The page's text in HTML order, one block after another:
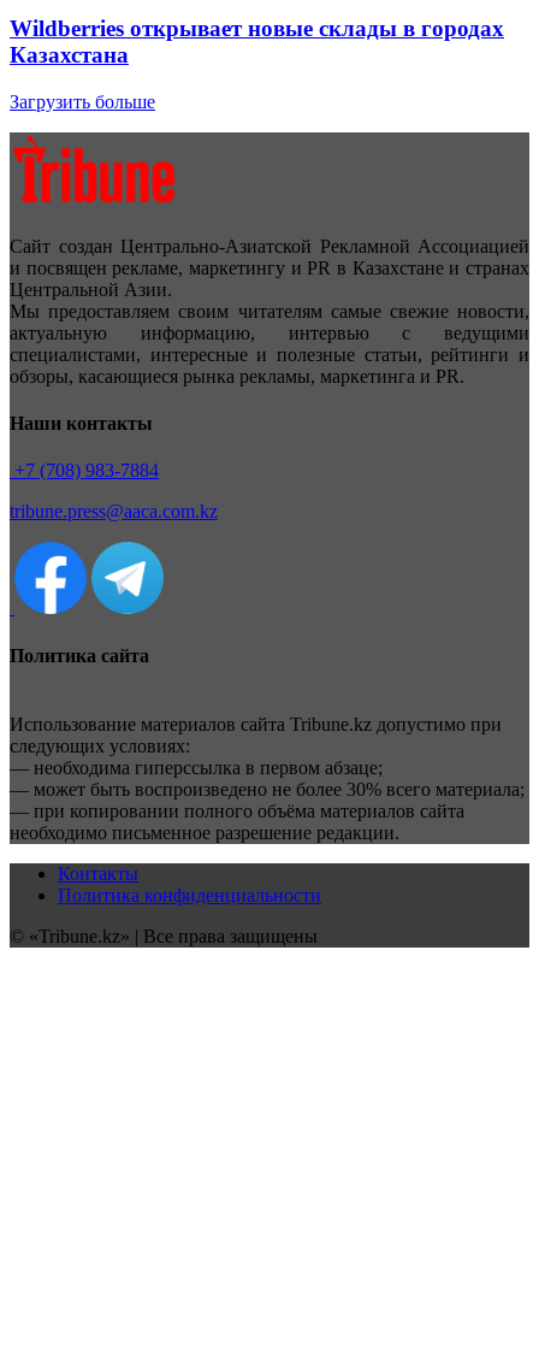
Wildberries открывает новые склады в городах
Казахстана
Загрузить больше
Сайт создан Центрально-Азиатской Рекламной Ассоциацией
и посвящен рекламе, маркетингу и PR в Казахстане и странах
Центральной Азии.
Мы предоставляем своим читателям самые свежие новости,
актуальную информацию, интервью с ведущими
специалистами, интересные и полезные статьи, рейтинги и
обзоры, касающиеся рынка рекламы, маркетинга и PR.
Наши контакты
+7 (708) 983-7884
tribune.press@aaca.com.kz
Политика сайта
Использование материалов сайта Tribune.kz допустимо при
следующих условиях:
— необходима гиперссылка в первом абзаце;
— может быть воспроизведено не более 30% всего материала;
— при копировании полного объёма материалов сайта
необходимо письменное разрешение редакции.
Контакты
Политика конфиденциальности
© «Tribune.kz» | Все права защищены